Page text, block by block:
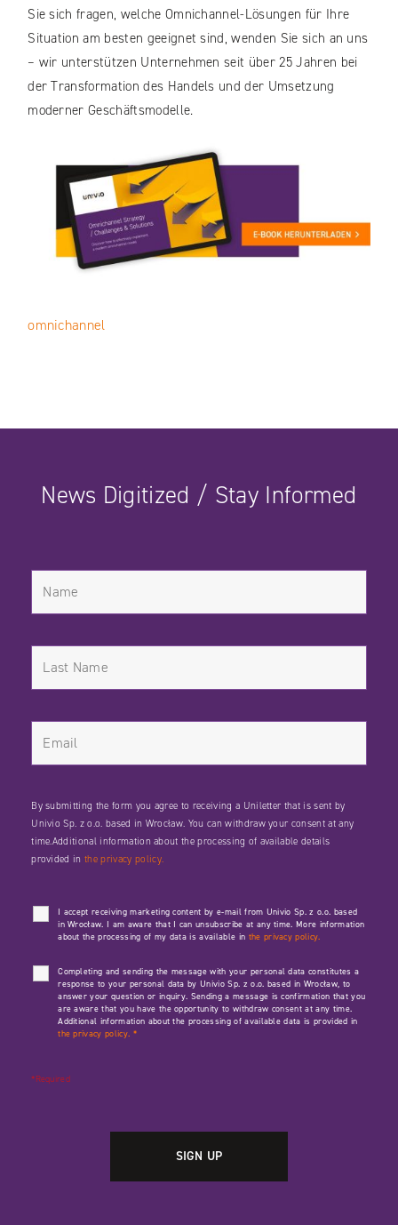
Sie sich fragen, welche Omnichannel-Lösungen für Ihre
Situation am besten geeignet sind, wenden Sie sich an uns
– wir unterstützen Unternehmen seit über 25 Jahren bei
der Transformation des Handels und der Umsetzung
moderner Geschäftsmodelle.
omnichannel
News Digitized / Stay Informed
By submitting the form you agree to receiving a Uniletter that is sent by
Univio Sp. z o.o. based in Wrocław. You can withdraw your consent at any
time.Additional information about the processing of available details
provided inthe privacy policy.
I accept receiving marketing content by e-mail from Univio Sp. z o.o. based
in Wrocław. I am aware that I can unsubscribe at any time. More information
about the processing of my data is available in the privacy policy.
Completing and sending the message with your personal data constitutes a
response to your personal data by Univio Sp. z o.o. based in Wrocław, to
answer your question or inquiry. Sending a message is confirmation that you
are aware that you have the opportunity to withdraw consent at any time.
Additional information about the processing of available data is provided in
the privacy policy. *
*Required